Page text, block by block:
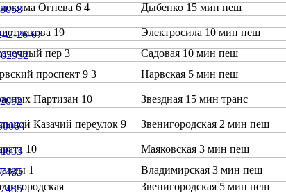
Огнева 6 4 Дыбенко 15 мин пеш
19 Электросила 10 мин пеш
пер 3
Садовая 10 мин пеш
проспект 9 3
Нарвская 5 мин пеш
Партизан 10 Звездная 15 мин транс
Казачий переулок 9 Звенигородская 2 мин пеш
10 Маяковская 3 мин пеш
1
Владимирская 3 мин пеш
Звенигородская 5 мин пеш